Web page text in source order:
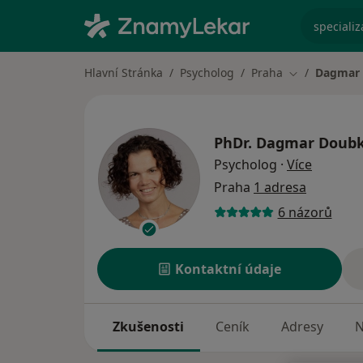
Hlavní Stránka Psycholog Praha Změna města
PhDr. Dagmar
Psycholog · Více
Praha 1 adresa
6 názorů
Kontaktní údaje
Zkušenosti Ceník Adresy